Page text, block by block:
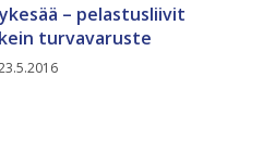
– pelastusliivit
turvavaruste